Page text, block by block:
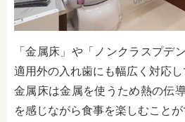
「金属床」や「ノンクラスプデ
適用外の入れ歯にも幅広く対応し
金属床は金属を使うため熱の伝
を感じながら食事を楽しむことが